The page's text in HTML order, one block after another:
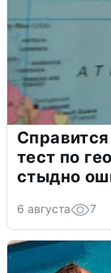
тест по
стыдно
6 августа 7